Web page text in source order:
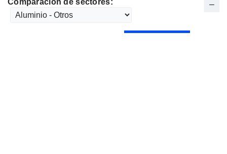
Comparación de sectores: